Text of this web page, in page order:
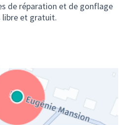
de réparation et de gonflage
libre et gratuit.